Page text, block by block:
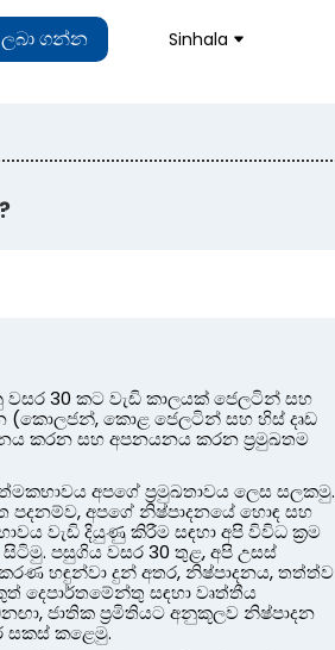
ගන්න Sinhala
30 කට වැඩි කාලයක් ජෙලටින් සහ
(කොලජන්, කොළ ජෙලටින් සහ හිස් දෘඩ
කරන සහ අපනයනය කරන ප්‍රමුඛතම
අපගේ ප්‍රමුඛතාවය ලෙස සලකමු.
පදනම්ව, අපගේ නිෂ්පාදනයේ හොඳ සහ
වැඩි දියුණු කිරීම සඳහා අපි විවිධ ක්‍රම
පසුගිය වසර 30 තුළ, අපි උසස්
හඳුන්වා දුන් අතර, නිෂ්පාදනය, තත්ත්ව
දෙපාර්තමේන්තු සඳහා වෘත්තීය
ජාතික ප්‍රමිතියට අනුකූලව නිෂ්පාදන
සකස් කළෙමු.